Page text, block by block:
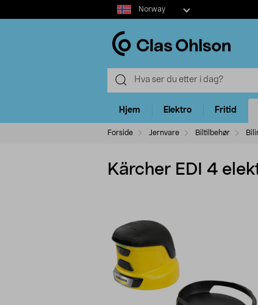
Select
market
Norway
Hjem Elektro Fritid
Forside Jernvare Biltilbehør
Kärcher EDI 4